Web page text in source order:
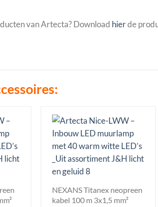
van Artecta? Download hierde
NEXANS Titanex neopreen
kabel 100 m 3x1,5 mm²